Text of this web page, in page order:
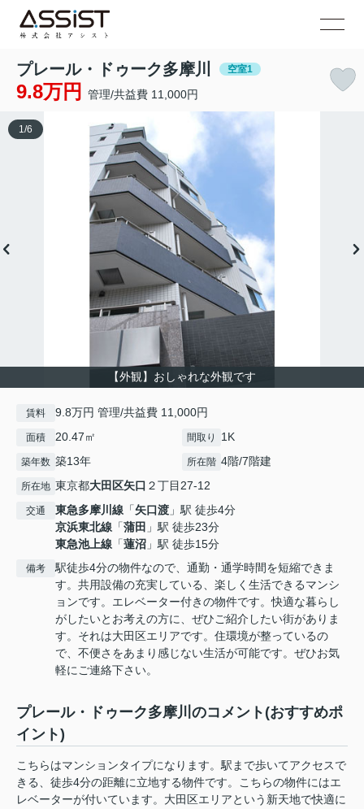
プレール・ドゥーク多摩川 空室1
9.8万円 管理/共益費 11,000円
【外観】おしゃれな外観です
1 /6
賃料 9.8万円 管理/共益費 11,000円
面積 20.47㎡ 間取り 1K
築年数 築13年 所在階 4階/7階建
所在地 東京都大田区矢口 ２丁目27-12
交通 東急多摩川線 「矢口渡 」駅 徒歩4分
京浜東北線 「蒲田 」駅 徒歩23分
東急池上線 「蓮沼 」駅 徒歩15分
備考
駅徒歩4分の物件なので、通勤・通学時間を短縮できま
す。共用設備の充実している、楽しく生活できるマンシ
ョンです。エレベーター付きの物件です。快適な暮らし
がしたいとお考えの方に、ぜひご紹介したい街がありま
す。それは大田区エリアです。住環境が整っているの
で、不便さをあまり感じない生活が可能です。ぜひお気
軽にご連絡下さい。
プレール・ドゥーク多摩川のコメント(おすすめポ
イント)
こちらはマンションタイプになります。駅まで歩いてアクセスで
きる、徒歩4分の距離に立地する物件です。こちらの物件にはエ
レベーターが付いています。大田区エリアという新天地で快適に